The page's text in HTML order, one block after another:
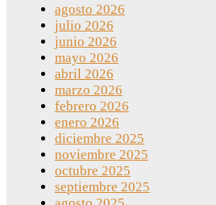
agosto 2026
julio 2026
junio 2026
mayo 2026
abril 2026
marzo 2026
febrero 2026
enero 2026
diciembre 2025
noviembre 2025
octubre 2025
septiembre 2025